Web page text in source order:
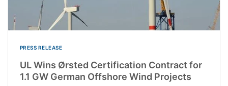
PRESS RELEASE
UL Wins Ørsted Certification Contract for
1.1 GW German Offshore Wind Projects